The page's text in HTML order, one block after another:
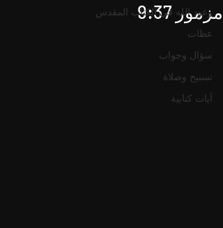
وعود الله في الكتاب المقدس
عظات
سؤال وجواب
تسبيح وصلاة
آيات كتابية
مزمور 9:37